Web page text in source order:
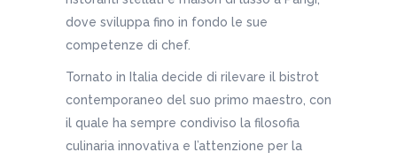
dove sviluppa fino in fondo le sue
competenze di chef.
Tornato in Italia decide di rilevare il bistrot
contemporaneo del suo primo maestro, con
il quale ha sempre condiviso la filosofia
culinaria innovativa e l’attenzione per la